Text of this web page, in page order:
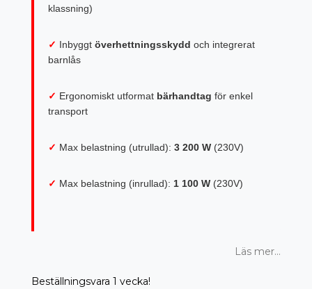
klassning)
✓ Inbyggt överhettningsskydd och integrerat
barnlås
✓ Ergonomiskt utformat bärhandtag för enkel
transport
✓ Max belastning (utrullad): 3 200 W (230V)
✓ Max belastning (inrullad): 1 100 W (230V)
Läs mer...
Beställningsvara 1 vecka!